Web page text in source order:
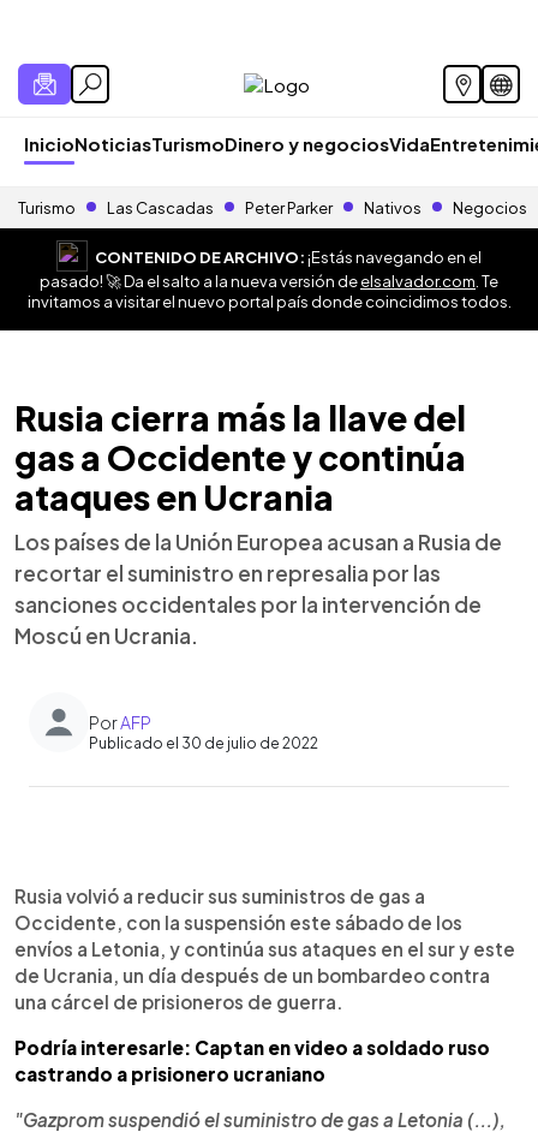
InicioNoticiasTurismoDinero y negociosVida
Turismo Las Cascadas Peter Parker Nativos Negocios
CONTENIDO DE ARCHIVO:¡Estás navegando en el
pasado! 🚀 Da el salto a la nueva versión deelsalvador.com . Te
invitamos a visitar el nuevo portal país donde coincidimos todos.
Rusia cierra más la llave del
gas a Occidente y continúa
ataques en Ucrania
Los países de la Unión Europea acusan a Rusia de
recortar el suministro en represalia por las
sanciones occidentales por la intervención de
Moscú en Ucrania.
PorAFP
Publicado el 30 de julio de 2022
► Escuchar artículo
Rusia volvió a reducir sus suministros de gas a
Occidente, con la suspensión este sábado de los
envíos a Letonia, y continúa sus ataques en el sur y este
de Ucrania, un día después de un bombardeo contra
una cárcel de prisioneros de guerra.
Podría interesarle: Captan en video a soldado ruso
castrando a prisionero ucraniano
"Gazprom suspendió el suministro de gas a Letonia (...),